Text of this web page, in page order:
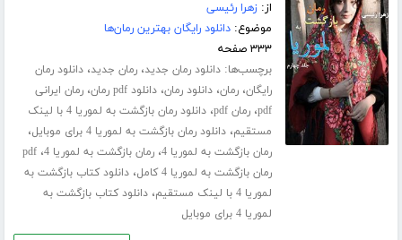
از:زهرا رئیسی
موضوع:دانلود رایگان بهترین رمان‌ها
۳۳۳ صفحه
برچسب‌ها:دانلود رمان جدید،رمان جدید،دانلود رمان
رایگان،رمان،دانلود رمان،دانلود pdf رمان ،رمان ایرانی
pdf،رمان pdf ،
دانلود رمان بازگشت به لموریا 4 با لینک
مستقیم،دانلود رمان بازگشت به لموریا 4 برای موبایل ،
رمان بازگشت به لموریا 4 ،رمان بازگشت به لموریا 4 ،pdf
رمان بازگشت به لموریا 4 کامل
،دانلود کتاب بازگشت به
لموریا 4 با لینک مستقیم
،دانلود کتاب بازگشت به
لموریا 4 برای موبایل